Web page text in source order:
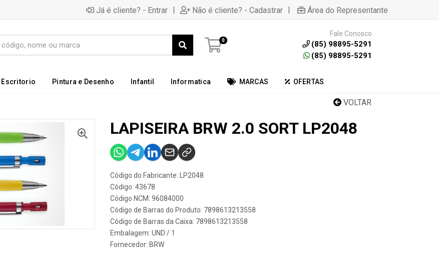
Já é cliente? - Entrar | Não é cliente? - Cadastrar | Área do Representante
0
Fale Conosco
(85) 98895-5291
(85) 98895-5291
Escritorio Pintura e Desenho Infantil Informatica MARCAS OFERTAS
VOLTAR
LAPISEIRA BRW 2.0 SORT LP2048
Código do Fabricante: LP2048
Código: 43678
Código NCM: 96084000
Código de Barras do Produto: 7898613213558
Código de Barras da Caixa: 7898613213558
Embalagem: UND / 1
Fornecedor: BRW